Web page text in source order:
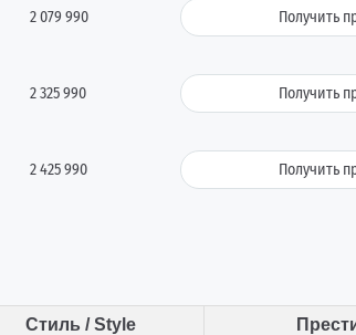
2 079 990 Получить
2 325 990 Получить
2 425 990 Получить
Стиль / Style